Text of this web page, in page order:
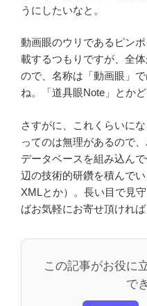
うにしたいなと。
動画眼のウリであるピン
載するつもりですが、全
ので、名称は「動画眼」
ね。「道具眼Note」とかど
さすがに、これくらいに
ってのは無理があるので
データベースを組み込ん
辺の技術的研鑽を積んで
XMLとか）。長い目で見
ばお気軽にお寄せ頂ければ
この記事がお役に
で